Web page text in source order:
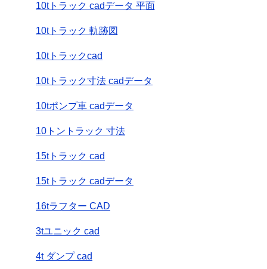
10tトラック cadデータ 平面
10tトラック 軌跡図
10tトラックcad
10tトラック寸法 cadデータ
10tポンプ車 cadデータ
10トントラック 寸法
15tトラック cad
15tトラック cadデータ
16tラフター CAD
3tユニック cad
4t ダンプ cad